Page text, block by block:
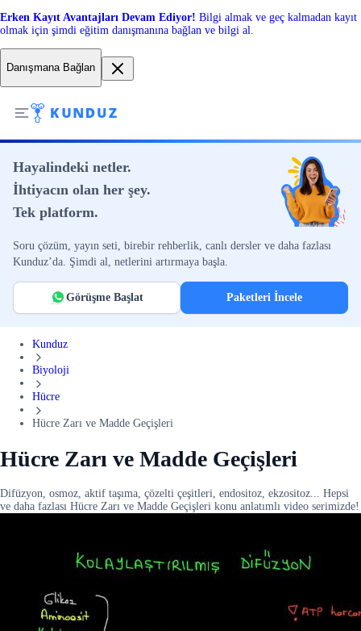
Erken Kayıt Avantajları Devam Ediyor! Bilgi almak ve geç kalmadan kayıt
olmak için şimdi eğitim danışmanına bağlan ve bilgi al.
Danışmana Bağlan
Hayalindeki netler.
İhtiyacın olan her şey.
Tek platform.
Soru çözüm, yayın seti, birebir rehberlik, canlı dersler ve daha fazlası
Kunduz’da. Şimdi al, netlerini artırmaya başla.
Görüşme Başlat Paketleri İncele
Kunduz
Biyoloji
Hücre
Hücre Zarı ve Madde Geçişleri
Hücre Zarı ve Madde Geçişleri
Difüzyon, osmoz, aktif taşıma, çözelti çeşitleri, endositoz, ekzositoz... Hepsi
ve daha fazlası Hücre Zarı ve Madde Geçişleri konu anlatımlı video serimizde!